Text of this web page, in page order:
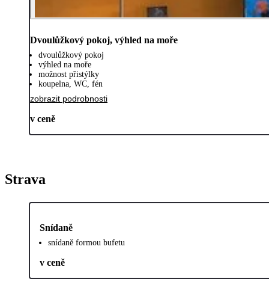
Dvoulůžkový pokoj, výhled na moře
dvoulůžkový pokoj
výhled na moře
možnost přistýlky
koupelna, WC, fén
zobrazit podrobnosti
v ceně
Strava
Snídaně
snídaně formou bufetu
v ceně